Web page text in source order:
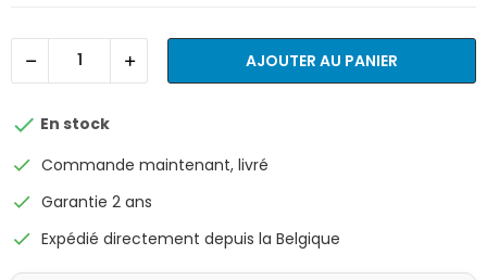
AJOUTER AU PANIER
 En stock
check Commande maintenant, livré
check Garantie 2 ans
check Expédié directement depuis la Belgique